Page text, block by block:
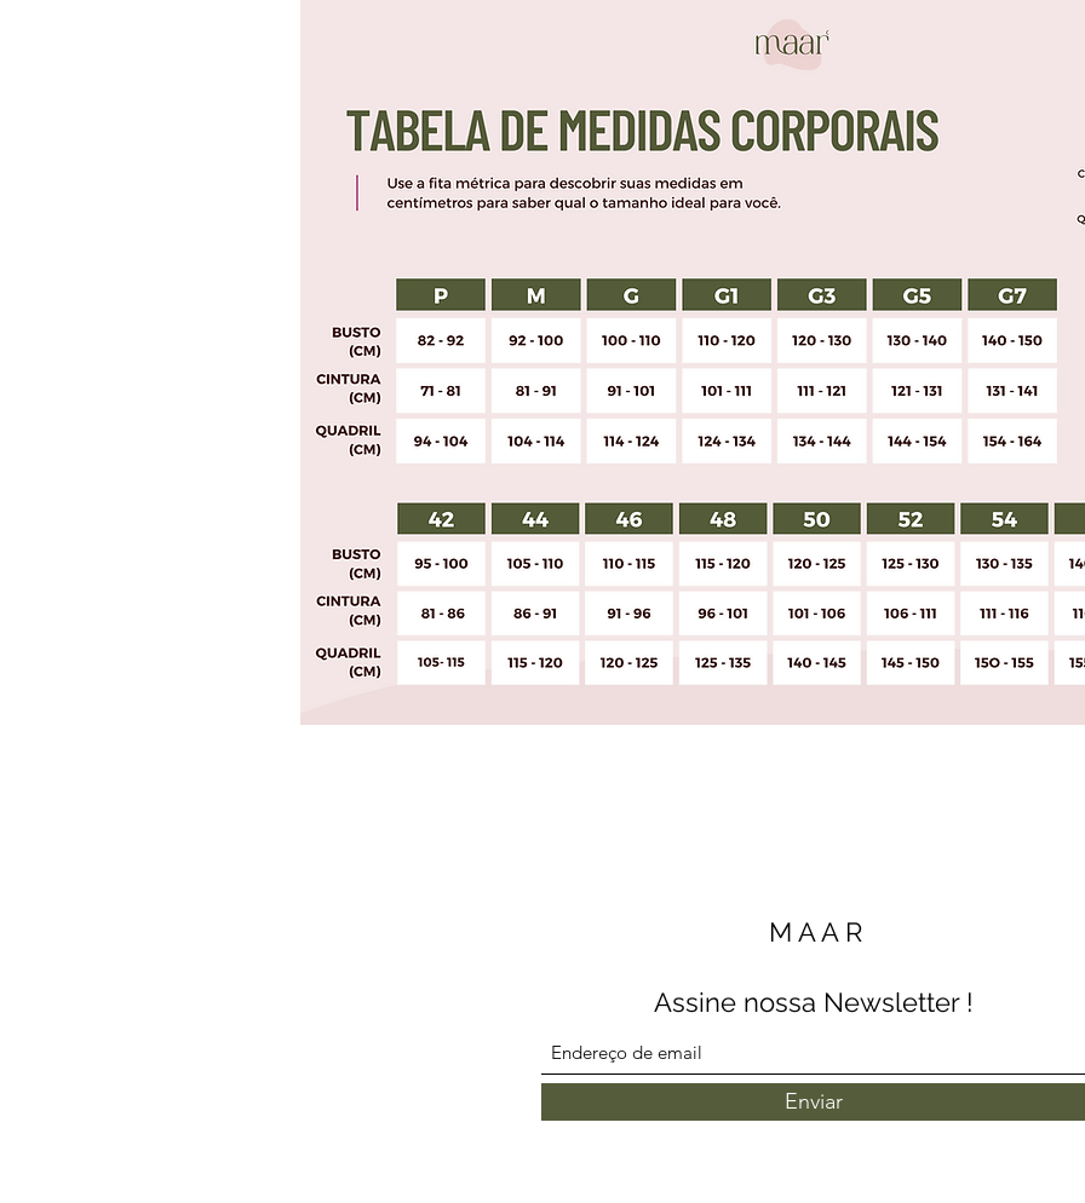
M A A R
Assine nossa Newsletter !
Enviar